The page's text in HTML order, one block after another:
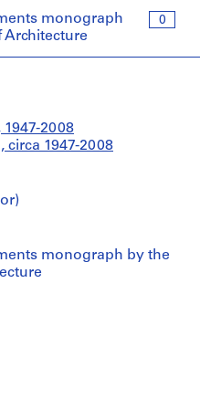
0
monograph
Architecture
2008
circa 1947-2008
monograph by the